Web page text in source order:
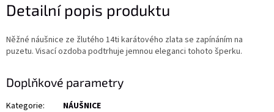
Detailní popis produktu
Něžné náušnice ze žlutého 14ti karátového zlata se zapínáním na
puzetu. Visací ozdoba podtrhuje jemnou eleganci tohoto šperku.
Doplňkové parametry
Kategorie:
NÁUŠNICE